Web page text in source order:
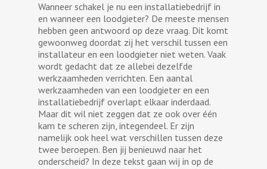
Wanneer schakel je nu een installatiebedrijf in
en wanneer een loodgieter? De meeste mensen
hebben geen antwoord op deze vraag. Dit komt
gewoonweg doordat zij het verschil tussen een
installateur en een loodgieter niet weten. Vaak
wordt gedacht dat ze allebei dezelfde
werkzaamheden verrichten. Een aantal
werkzaamheden van een loodgieter en een
installatiebedrijf overlapt elkaar inderdaad.
Maar dit wil niet zeggen dat ze ook over één
kam te scheren zijn, integendeel. Er zijn
namelijk ook heel wat verschillen tussen deze
twee beroepen. Ben jij benieuwd naar het
onderscheid? In deze tekst gaan wij in op de